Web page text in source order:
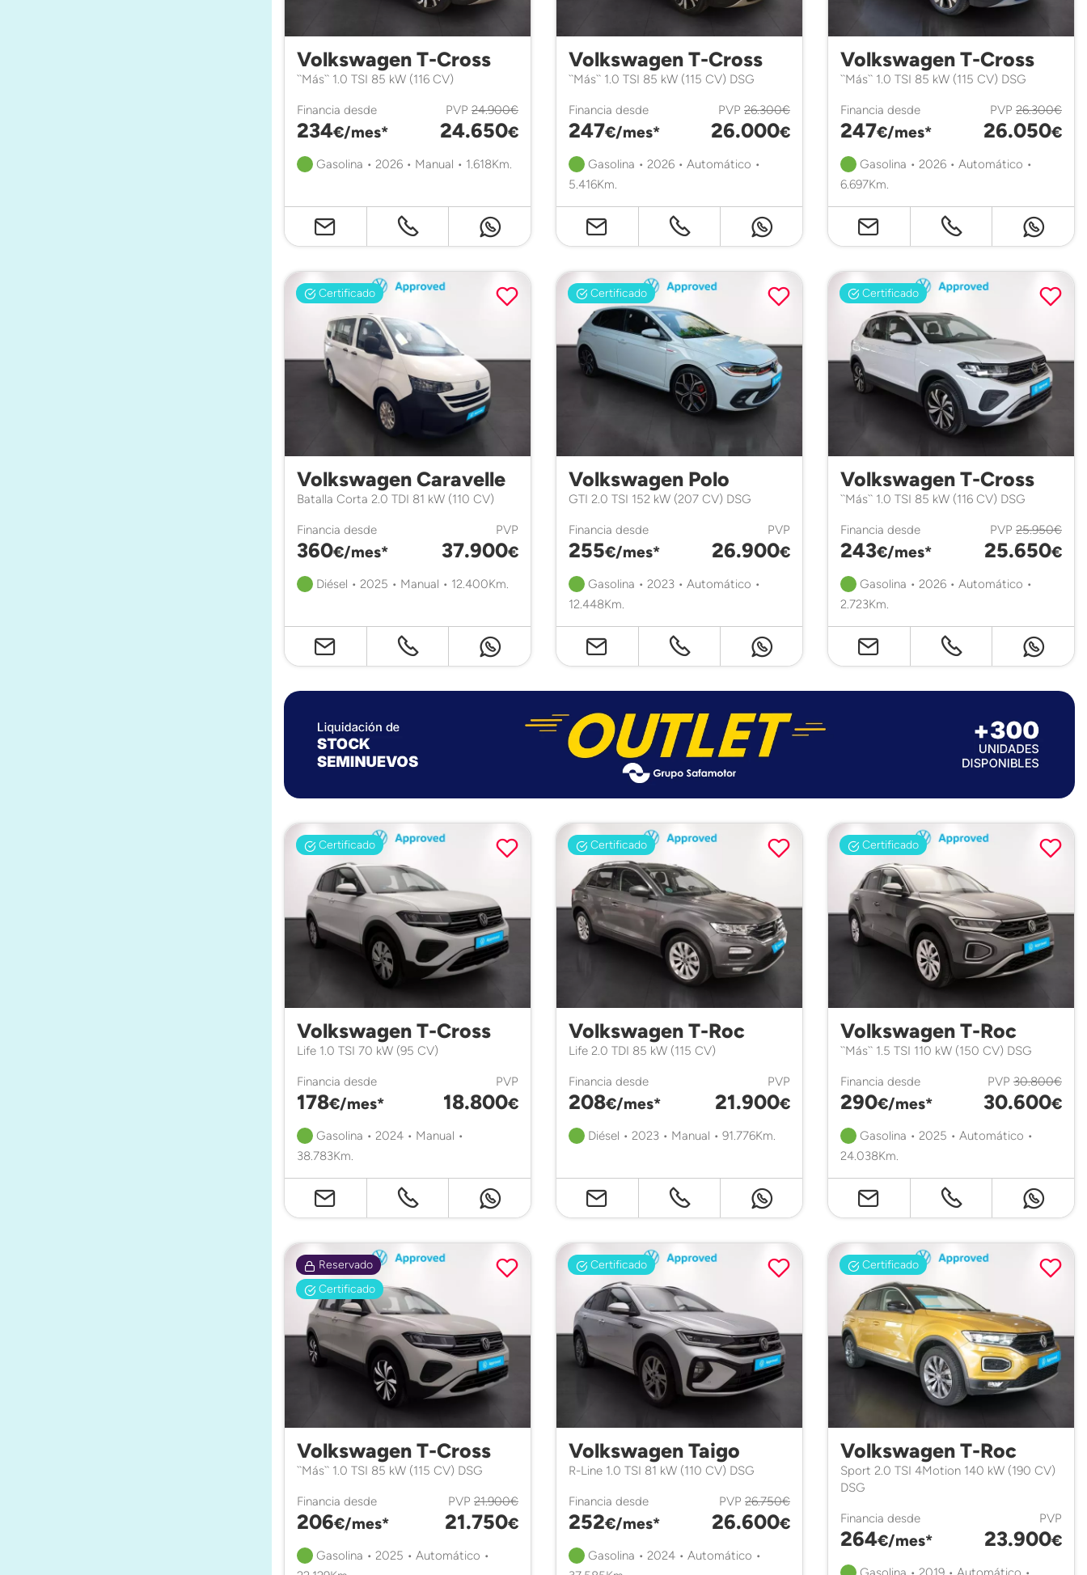
Volkswagen T-Cross
``Más`` 1.0 TSI 85 kW (116 CV)
Financia desde
234€/mes*
PVP 24.900€
24.650€
Gasolina • 2026 • Manual • 1.618Km.
Volkswagen T-Cross
``Más`` 1.0 TSI 85 kW (115 CV) DSG
Financia desde
247€/mes*
PVP 26.300€
26.000€
Gasolina • 2026 • Automático •
5.416Km.
Volkswagen T-Cross
``Más`` 1.0 TSI 85 kW (115 CV) DSG
Financia desde
247€/mes*
PVP 26.300€
26.050€
Gasolina • 2026 • Automático •
6.697Km.
Certificado
Volkswagen Caravelle
Batalla Corta 2.0 TDI 81 kW (110 CV)
Financia desde
360€/mes*
PVP
37.900€
Diésel • 2025 • Manual • 12.400Km.
Certificado
Volkswagen Polo
GTI 2.0 TSI 152 kW (207 CV) DSG
Financia desde
255€/mes*
PVP
26.900€
Gasolina • 2023 • Automático •
12.448Km.
Certificado
Volkswagen T-Cross
``Más`` 1.0 TSI 85 kW (116 CV) DSG
Financia desde
243€/mes*
PVP 25.950€
25.650€
Gasolina • 2026 • Automático •
2.723Km.
Certificado
Volkswagen T-Cross
Life 1.0 TSI 70 kW (95 CV)
Financia desde
178€/mes*
PVP
18.800€
Gasolina • 2024 • Manual •
38.783Km.
Certificado
Volkswagen T-Roc
Life 2.0 TDI 85 kW (115 CV)
Financia desde
208€/mes*
PVP
21.900€
Diésel • 2023 • Manual • 91.776Km.
Certificado
Volkswagen T-Roc
``Más`` 1.5 TSI 110 kW (150 CV) DSG
Financia desde
290€/mes*
PVP 30.800€
30.600€
Gasolina • 2025 • Automático •
24.038Km.
Reservado
Certificado
Volkswagen T-Cross
``Más`` 1.0 TSI 85 kW (115 CV) DSG
Financia desde
206€/mes*
PVP 21.900€
21.750€
Gasolina • 2025 • Automático •
Certificado
Volkswagen Taigo
R-Line 1.0 TSI 81 kW (110 CV) DSG
Financia desde
252€/mes*
PVP 26.750€
26.600€
Gasolina • 2024 • Automático •
Certificado
Volkswagen T-Roc
Sport 2.0 TSI 4Motion 140 kW (190 CV)
DSG
Financia desde
264€/mes*
PVP
23.900€